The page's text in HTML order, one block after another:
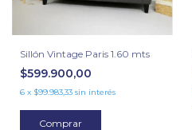
Sillón Vintage Paris 1.60 mts
$599.900,00
6 x $99.983,33 sin interés
Comprar